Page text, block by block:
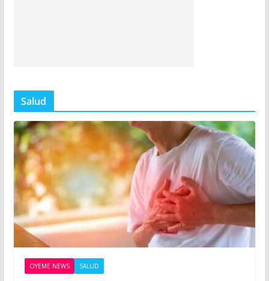
Salud
OYEME NEWS SALUD